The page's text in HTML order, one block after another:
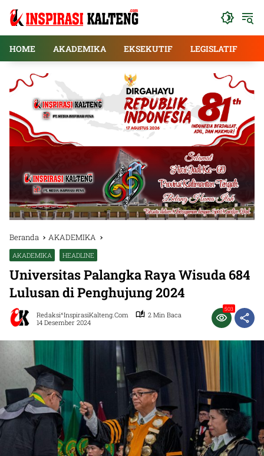
HOME
AKADEMIKA EKSEKUTIF LEGISLATIF
Beranda AKADEMIKA
AKADEMIKA HEADLINE
Universitas Palangka Raya Wisuda 684
Lulusan di Penghujung 2024
Redaksi^InspirasiKalteng.com
2 Min Baca
14 Desember 2024
503